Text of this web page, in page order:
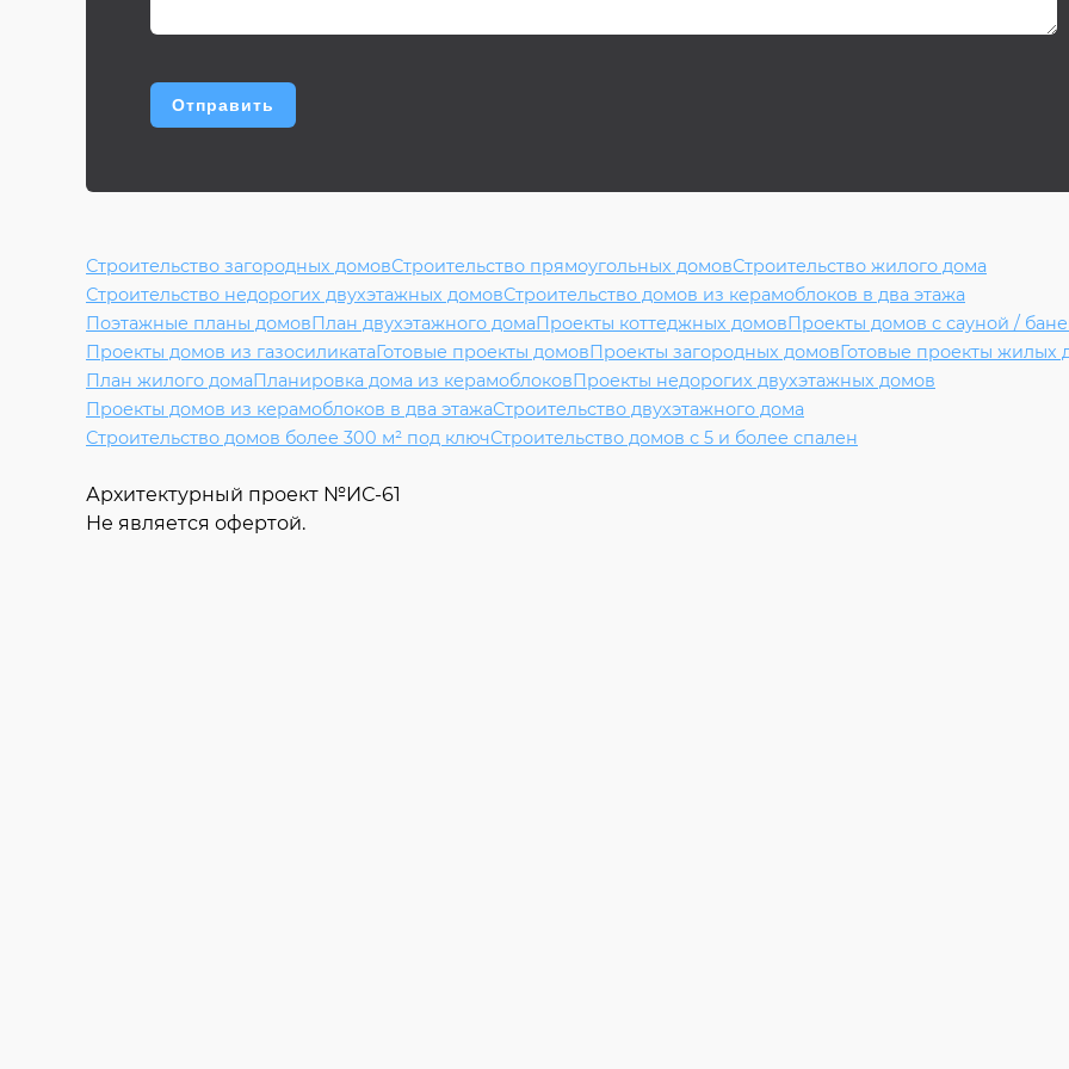
Строительство загородных домовСтроительство прямоугольных домовСтроительство жилого дома
Строительство недорогих двухэтажных домовСтроительство домов из керамоблоков в два этажа
Поэтажные планы домовПлан двухэтажного домаПроекты коттеджных домовПроекты домов с сауной /
Проекты домов из газосиликатаГотовые проекты домовПроекты загородных домовГотовые проекты жилых
План жилого домаПланировка дома из керамоблоковПроекты недорогих двухэтажных домов
Проекты домов из керамоблоков в два этажаСтроительство двухэтажного дома
Строительство домов более 300 м² под ключСтроительство домов с 5 и более спален
Архитектурный проект №ИС-61
Не является офертой.